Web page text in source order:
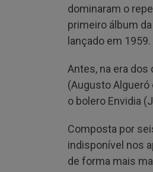
dominaram o
primeiro álbum
lançado em 1959.
Antes, na era
(Augusto Algueró
o bolero Envidia
Composta por
indisponível nos
de forma mais